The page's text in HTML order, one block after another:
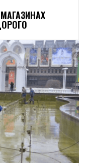
МАГАЗИНАХ